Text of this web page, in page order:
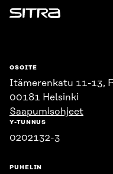
Sitra
OSOITE
Itämerenkatu 11-13,
00181 Helsinki
Saapumisohjeet
Y-TUNNUS
0202132-3
PUHELIN